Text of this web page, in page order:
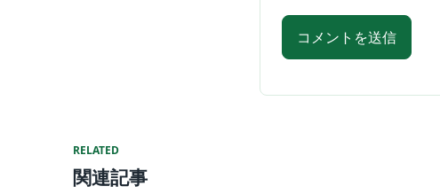
RELATED
関連記事